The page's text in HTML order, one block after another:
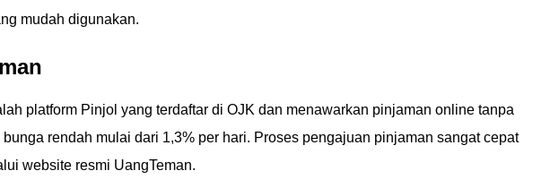
mudah digunakan.
platform Pinjol yang terdaftar di OJK dan menawarkan pinjaman online tanpa
rendah mulai dari 1,3% per hari. Proses pengajuan pinjaman sangat cepat
website resmi UangTeman.